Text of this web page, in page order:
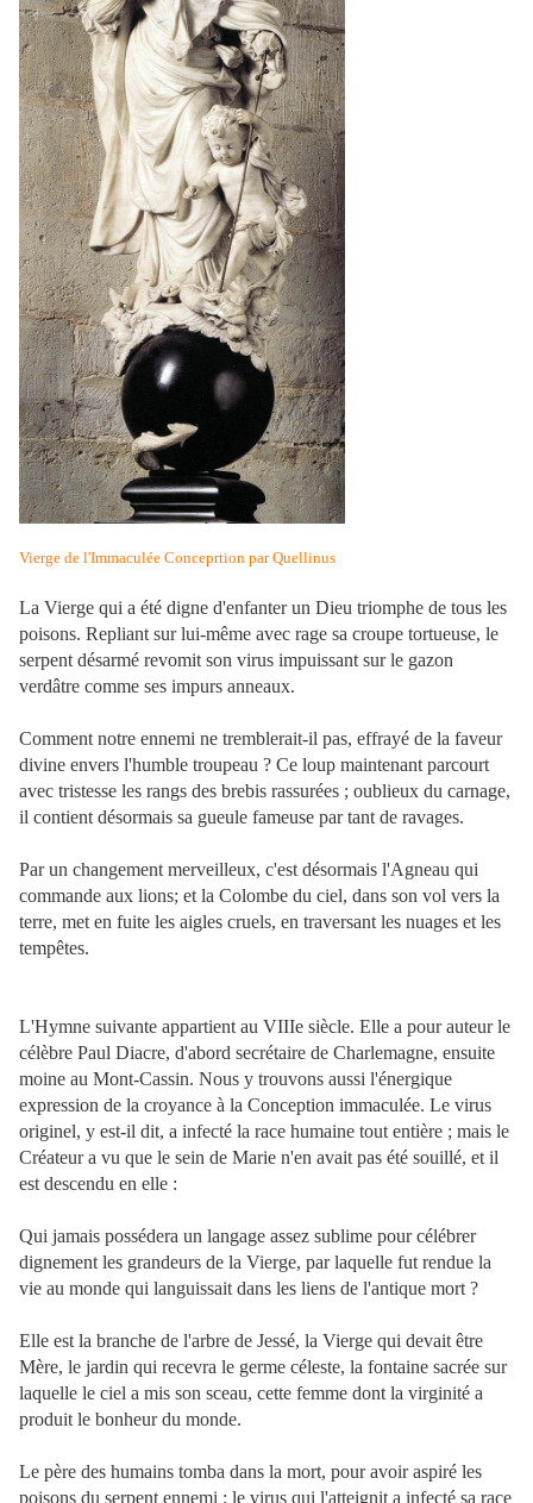
Vierge de l'Immaculée Conceprtion par Quellinus
La Vierge qui a été digne d'enfanter un Dieu triomphe de tous les
poisons. Repliant sur lui-même avec rage sa croupe tortueuse, le
serpent désarmé revomit son virus impuissant sur le gazon
verdâtre comme ses impurs anneaux.
Comment notre ennemi ne tremblerait-il pas, effrayé de la faveur
divine envers l'humble troupeau ? Ce loup maintenant parcourt
avec tristesse les rangs des brebis rassurées ; oublieux du carnage,
il contient désormais sa gueule fameuse par tant de ravages.
Par un changement merveilleux, c'est désormais l'Agneau qui
commande aux lions; et la Colombe du ciel, dans son vol vers la
terre, met en fuite les aigles cruels, en traversant les nuages et les
tempêtes.
L'Hymne suivante appartient au VIIIe siècle. Elle a pour auteur le
célèbre Paul Diacre, d'abord secrétaire de Charlemagne, ensuite
moine au Mont-Cassin. Nous y trouvons aussi l'énergique
expression de la croyance à la Conception immaculée. Le virus
originel, y est-il dit, a infecté la race humaine tout entière ; mais le
Créateur a vu que le sein de Marie n'en avait pas été souillé, et il
est descendu en elle :
Qui jamais possédera un langage assez sublime pour célébrer
dignement les grandeurs de la Vierge, par laquelle fut rendue la
vie au monde qui languissait dans les liens de l'antique mort ?
Elle est la branche de l'arbre de Jessé, la Vierge qui devait être
Mère, le jardin qui recevra le germe céleste, la fontaine sacrée sur
laquelle le ciel a mis son sceau, cette femme dont la virginité a
produit le bonheur du monde.
Le père des humains tomba dans la mort, pour avoir aspiré les
poisons du serpent ennemi ; le virus qui l'atteignit a infecté sa race